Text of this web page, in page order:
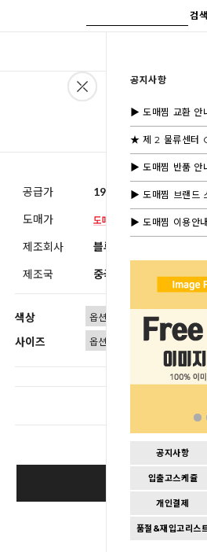
검색
공지사항
▶ 도매찜 교환 안
★ 제 2 물류센터
▶ 도매찜 반품 안
▶ 도매찜 브랜드
▶ 도매찜 이용안내
공지사항
입출고스케쥴
개인결제
품절&재입고리스
공급가 19,600원 (부가세별도)
도매가
제조회사 블루모드수입
제조국 중국
색상
사이즈
BUY IT
Cart |